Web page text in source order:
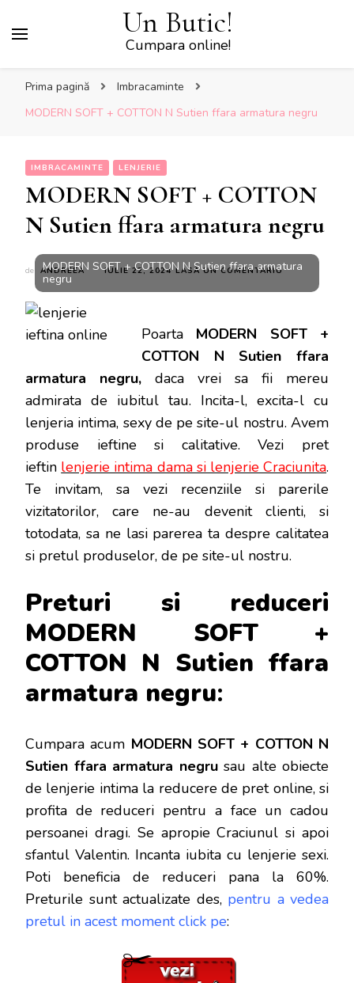
Un Butic!
Cumpara online!
Prima pagină
Imbracaminte
MODERN SOFT + COTTON N Sutien ffara armatura negru
IMBRACAMINTE LENJERIE
MODERN SOFT + COTTON
N Sutien ffara armatura negru
de ANDREEA IULIE 22, 2024 LASĂ UN COMENTARIU LA
MODERN
COTTON
N
SUTIEN
ARMATURA
NEGRU
MODERN SOFT + COTTON N Sutien ffara armatura
negru
Poarta MODERN SOFT +
COTTON N Sutien ffara
armatura negru, daca vrei sa fii mereu
admirata de iubitul tau. Incita-l, excita-l cu
lenjeria intima, sexy de pe site-ul nostru. Avem
produse ieftine si calitative. Vezi pret
ieftin lenjerie intima dama si lenjerie Craciunita.
Te invitam, sa vezi recenziile si parerile
vizitatorilor, care ne-au devenit clienti, si
totodata, sa ne lasi parerea ta despre calitatea
si pretul produselor, de pe site-ul nostru.
Preturi si reduceri
MODERN SOFT +
COTTON N Sutien ffara
armatura negru:
Cumpara acum MODERN SOFT + COTTON N
Sutien ffara armatura negrusau alte obiecte
de lenjerie intima la reducere de pret online, si
profita de reduceri pentru a face un cadou
persoanei dragi. Se apropie Craciunul si apoi
sfantul Valentin. Incanta iubita cu lenjerie sexi.
Poti beneficia de reduceri pana la 60%.
Preturile sunt actualizate des, pentru a vedea
pretul in acest moment click pe: